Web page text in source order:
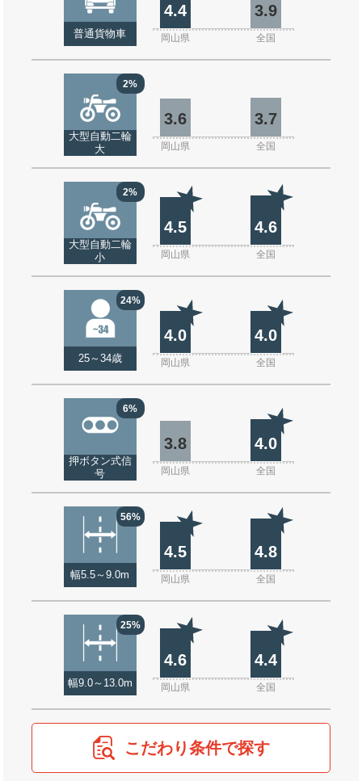
普通貨物車
4.4 3.9
岡山県 全国
2%
大型自動二輪
大
3.6 3.7
岡山県 全国
2%
大型自動二輪
小
4.5 4.6
岡山県 全国
24%
25～34歳
4.0 4.0
岡山県 全国
6%
押ボタン式信
号
3.8 4.0
岡山県 全国
56%
幅5.5～9.0m
4.5 4.8
岡山県 全国
25%
幅9.0～13.0m
4.6 4.4
岡山県 全国
こだわり条件で探す